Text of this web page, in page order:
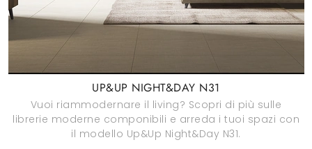
UP&UP NIGHT&DAY N31
Vuoi riammodernare il living? Scopri di più sulle
librerie moderne componibili e arreda i tuoi spazi con
il modello Up&Up Night&Day N31.